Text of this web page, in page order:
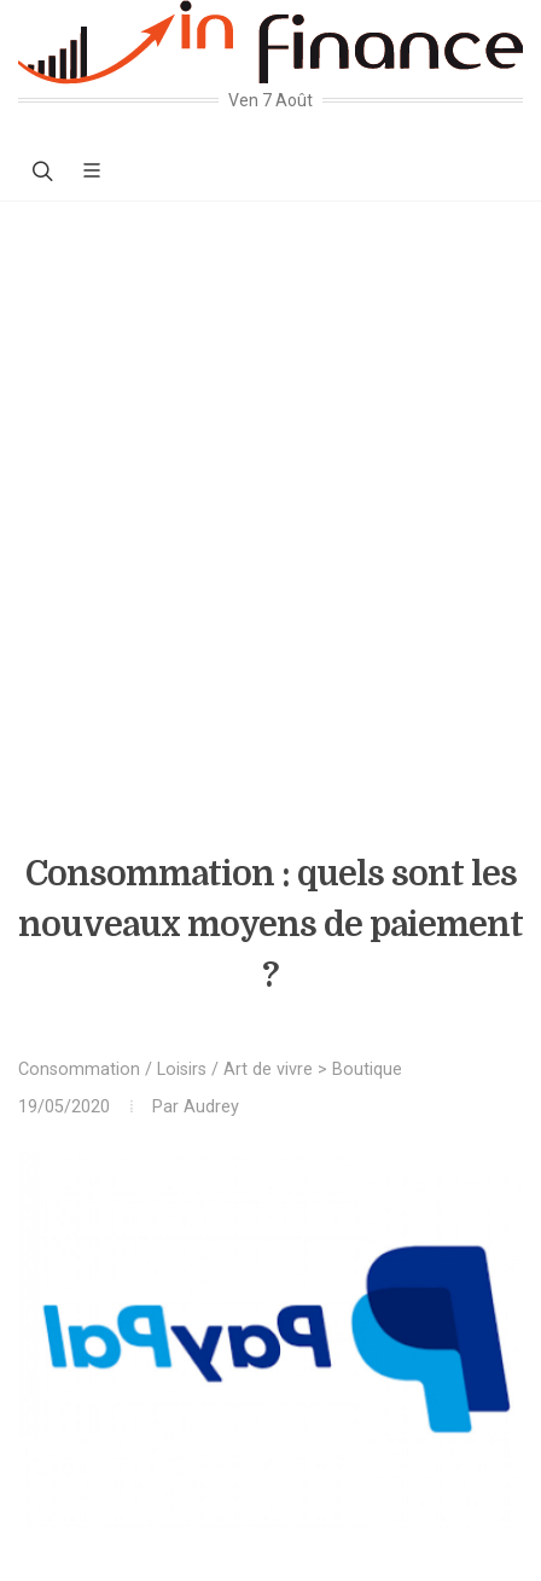
Ven 7 Août
Consommation : quels sont les
nouveaux moyens de paiement
?
Consommation / Loisirs / Art de vivre > Boutique
19/05/2020
Par Audrey